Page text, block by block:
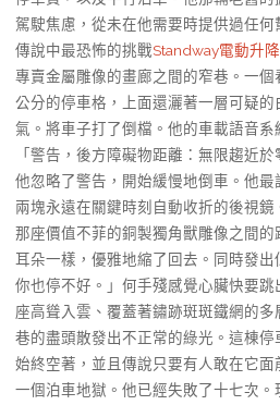
駕駛焦慮，從未在他需要時提供過任
傳說中最恐怖的挑戰Standway電動升
專賣金屬雕像的畫廊之間的窄巷。一
公分的停車格，上面還灑著一層可疑
氣。將車子打了倒檔。他的車載語音系
「警告，後方障礙物距離：無限趨近
他忽略了警告，開始緩慢地倒車。他
兩塊永遠在關鍵時刻自動收折的後視
那座價值不菲的銅製獨角獸雕像之間
耳朵一樣，優雅地縮了回去。同時發
你也停不好。」何手殘感覺心臟快要
座高聳入雲、覆蓋著鏽跡斑斑鐵網的
巷的盡頭散發出不正常的綠光。這棟
始終空著，並且傳說只要有人敢在它
一個泊車地獄。他已經失敗了十七次